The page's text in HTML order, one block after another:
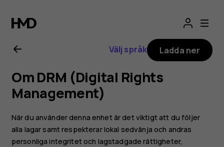
för
Nokia
2.1
Välj språk Ladda ner
Om DRM (Digital Rights
Management)
När du använder denna enhet är det viktigt att du följer
alla lagar samt respekterar lokal sedvänja och andras
personliga integritet och lagstadgade rättigheter,